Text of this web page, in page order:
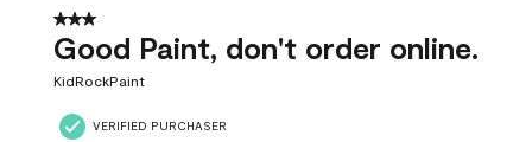
3 out of 5 stars.
Good Paint, don't order online.
KidRockPaint
VERIFIED PURCHASER